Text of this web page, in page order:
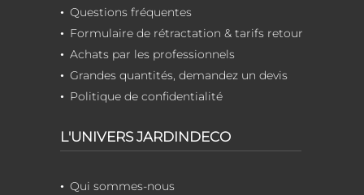
Questions fréquentes
Formulaire de rétractation & tarifs retour
Achats par les professionnels
Grandes quantités, demandez un devis
Politique de confidentialité
L'UNIVERS JARDINDECO
Qui sommes-nous